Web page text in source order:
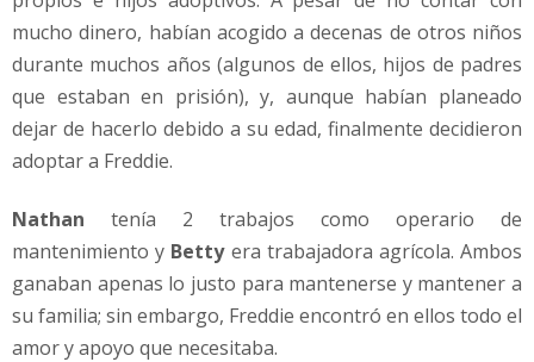
mucho dinero, habían acogido a decenas de otros niños
durante muchos años (algunos de ellos, hijos de padres
que estaban en prisión), y, aunque habían planeado
dejar de hacerlo debido a su edad, finalmente decidieron
adoptar a Freddie.
Nathan tenía 2 trabajos como operario de
mantenimiento y Bettyera trabajadora agrícola. Ambos
ganaban apenas lo justo para mantenerse y mantener a
su familia; sin embargo, Freddie encontró en ellos todo el
amor y apoyo que necesitaba.